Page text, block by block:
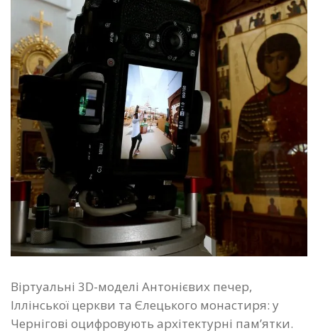
Віртуальні 3D-моделі Антонієвих печер,
Іллінської церкви та Єлецького монастиря: у
Чернігові оцифровують архітектурні пам’ятки.